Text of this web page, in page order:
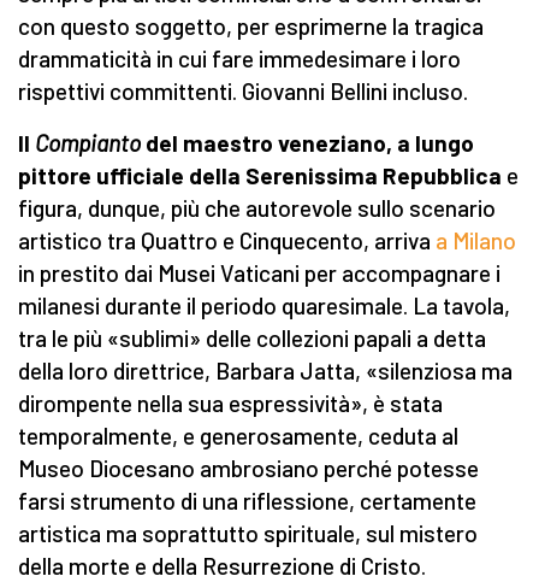
con questo soggetto, per esprimerne la tragica
drammaticità in cui fare immedesimare i loro
rispettivi committenti. Giovanni Bellini incluso.
Il Compianto del maestro veneziano, a lungo
pittore ufficiale della Serenissima Repubblica e
figura, dunque, più che autorevole sullo scenario
artistico tra Quattro e Cinquecento, arriva a Milano
in prestito dai Musei Vaticani per accompagnare i
milanesi durante il periodo quaresimale. La tavola,
tra le più «sublimi» delle collezioni papali a detta
della loro direttrice, Barbara Jatta, «silenziosa ma
dirompente nella sua espressività», è stata
temporalmente, e generosamente, ceduta al
Museo Diocesano ambrosiano perché potesse
farsi strumento di una riflessione, certamente
artistica ma soprattutto spirituale, sul mistero
della morte e della Resurrezione di Cristo.